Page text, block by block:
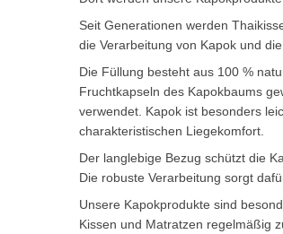
Seit Generationen werden
die Verarbeitung von Kapok und
Die Füllung besteht aus 100 %
Fruchtkapseln des Kapokbaums
verwendet. Kapok ist besonders
charakteristischen Liegekomfort.
Der langlebige Bezug schützt die
Die robuste Verarbeitung sorgt
Unsere Kapokprodukte sind
Kissen und Matratzen regelmäßig